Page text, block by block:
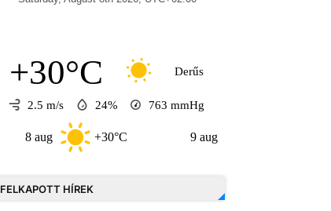
+30°C Derűs
2.5 m/s 24% 763 mmHg
+30°C +30°C
FELKAPOTT HÍREK